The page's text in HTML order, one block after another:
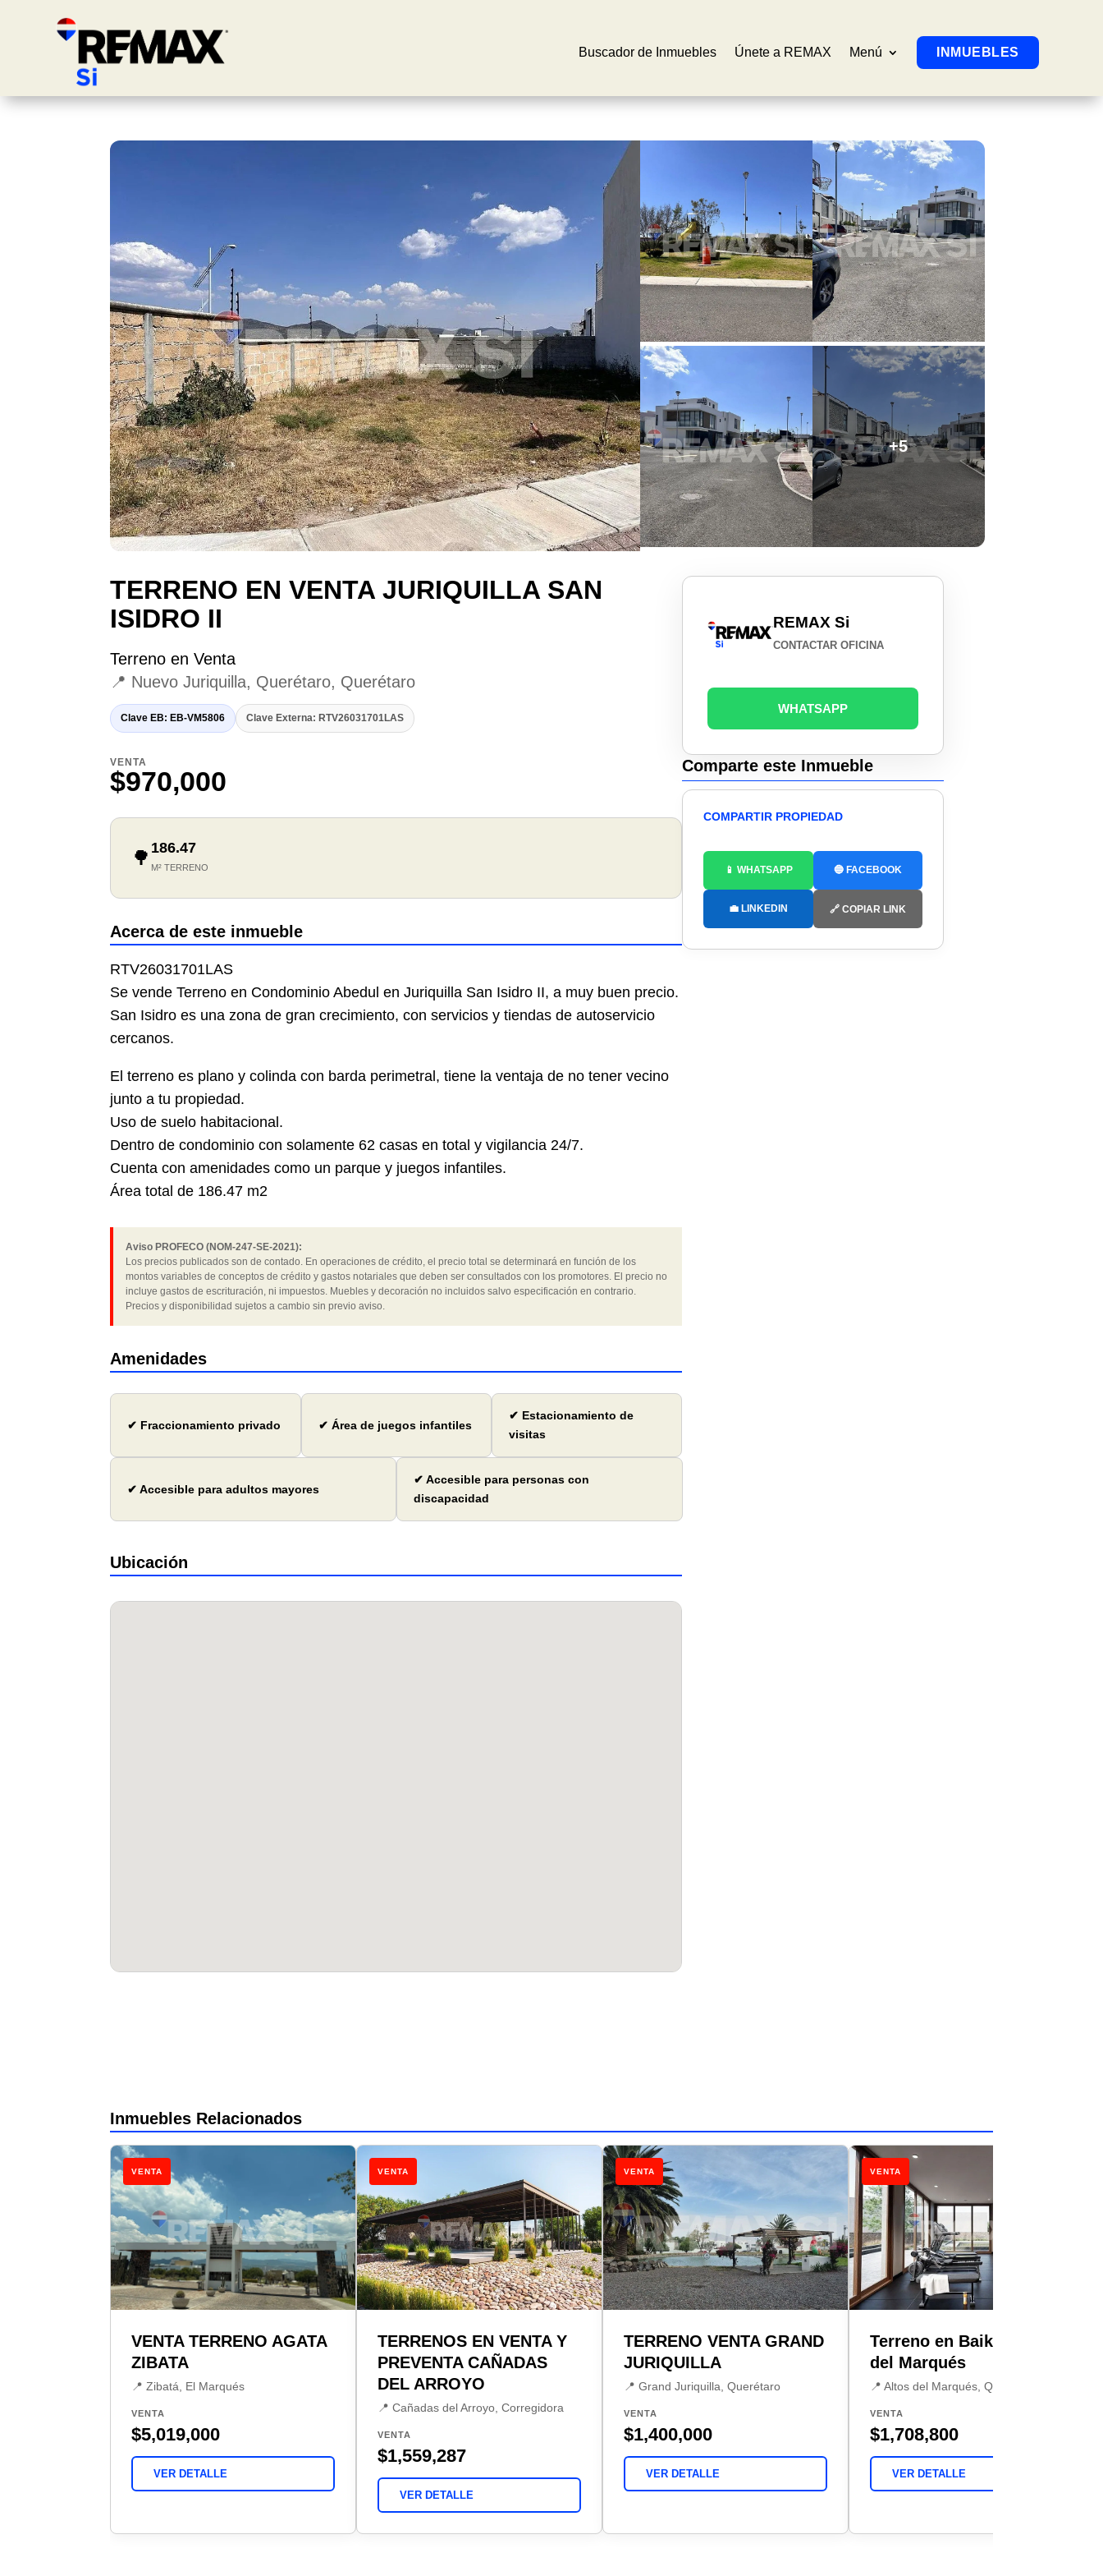
Buscador de Inmuebles Únete a REMAX Menú INMUEBLES
+5
TERRENO EN VENTA JURIQUILLA SAN
ISIDRO II
Terreno en Venta
📍 Nuevo Juriquilla, Querétaro, Querétaro
Clave EB: EB-VM5806 Clave Externa: RTV26031701LAS
VENTA
$970,000
🌳 186.47
M² TERRENO
Acerca de este inmueble
RTV26031701LAS
Se vende Terreno en Condominio Abedul en Juriquilla San Isidro II, a muy buen precio.
San Isidro es una zona de gran crecimiento, con servicios y tiendas de autoservicio
cercanos.
El terreno es plano y colinda con barda perimetral, tiene la ventaja de no tener vecino
junto a tu propiedad.
Uso de suelo habitacional.
Dentro de condominio con solamente 62 casas en total y vigilancia 24/7.
Cuenta con amenidades como un parque y juegos infantiles.
Área total de 186.47 m2
Aviso PROFECO (NOM-247-SE-2021):
Los precios publicados son de contado. En operaciones de crédito, el precio total se determinará en función de los
montos variables de conceptos de crédito y gastos notariales que deben ser consultados con los promotores. El precio no
incluye gastos de escrituración, ni impuestos. Muebles y decoración no incluidos salvo especificación en contrario.
Precios y disponibilidad sujetos a cambio sin previo aviso.
Amenidades
✔ Fraccionamiento privado ✔ Área de juegos infantiles
✔ Estacionamiento de
visitas
✔ Accesible para adultos mayores
✔ Accesible para personas con
discapacidad
Ubicación
REMAX Si
CONTACTAR OFICINA
WHATSAPP
Comparte este Inmueble
COMPARTIR PROPIEDAD
📱 WHATSAPP 🔵 FACEBOOK
💼 LINKEDIN 🔗 COPIAR LINK
Inmuebles Relacionados
VENTA
VENTA TERRENO AGATA
ZIBATA
📍 Zibatá, El Marqués
VENTA
$5,019,000
VER DETALLE
VENTA
TERRENOS EN VENTA Y
PREVENTA CAÑADAS
DEL ARROYO
📍 Cañadas del Arroyo, Corregidora
VENTA
$1,559,287
VER DETALLE
VENTA
TERRENO VENTA GRAND
JURIQUILLA
📍 Grand Juriquilla, Querétaro
VENTA
$1,400,000
VER DETALLE
VENTA
Terreno en Baikal, Altos
del Marqués
📍 Altos del Marqués, Querétaro
VENTA
$1,708,800
VER DETALLE